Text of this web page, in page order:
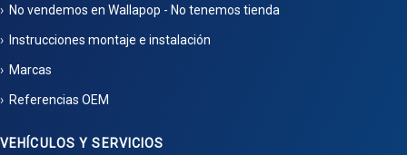
No vendemos en Wallapop - No tenemos tienda
Instrucciones montaje e instalación
Marcas
Referencias OEM
VEHÍCULOS Y SERVICIOS